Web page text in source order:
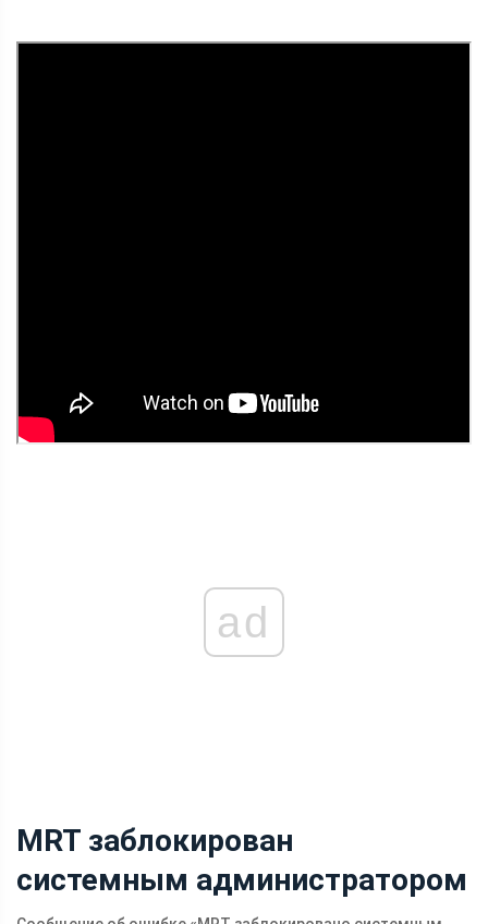
ad
MRT заблокирован
системным администратором